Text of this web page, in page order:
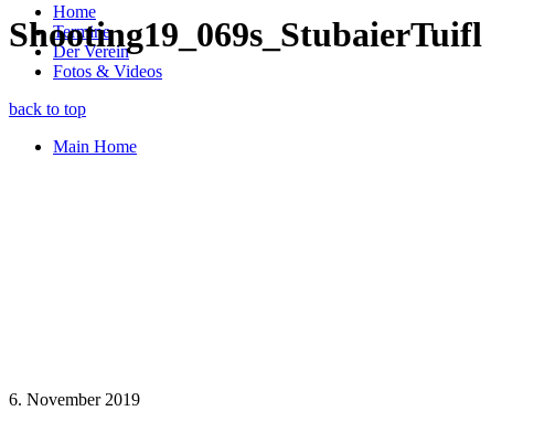
Home
Termine
Der Verein
Fotos & Videos
back to top
Main Home
Shooting19_069s_StubaierTuifl
6. November 2019